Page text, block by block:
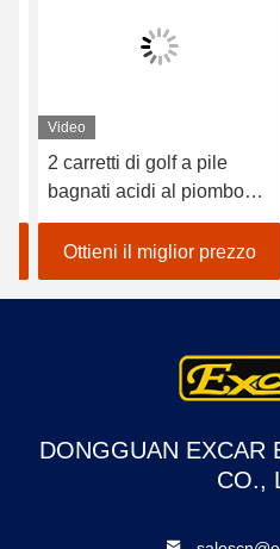
Video
2 carretti di golf a pile
bagnati acidi al piombo
dei sedili/golf con errori
elettrico dell'automobile
Ottieni il miglior prezzo
DONGGUAN EXCAR
CO.,